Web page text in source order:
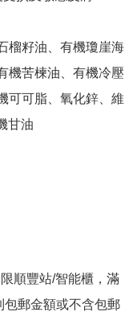
榴籽油、有機瓊崖海
機苦楝油、有機冷壓
可可脂、氧化鋅、維
甘油
順豐站/智能櫃，滿
郵金額或不含包郵